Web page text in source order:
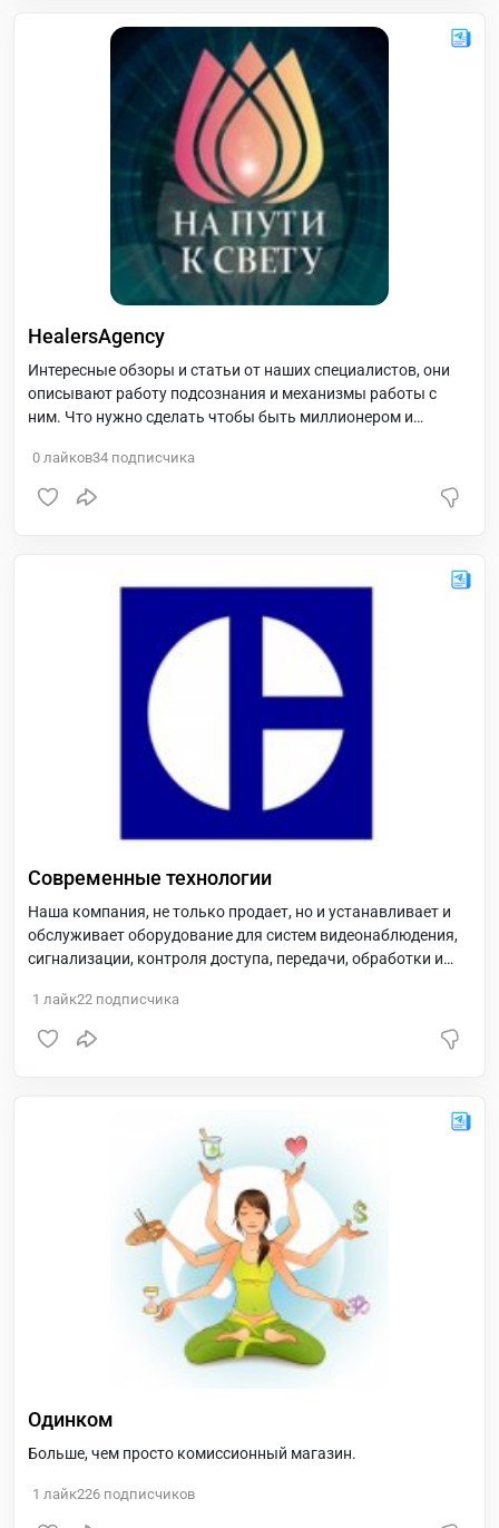
HealersAgency
Интересные обзоры и статьи от наших специалистов, они
описывают работу подсознания и механизмы работы с
ним. Что нужно сделать чтобы быть миллионером и
0 лайков34 подписчика
Современные технологии
Наша компания, не только продает, но и устанавливает и
обслуживает оборудование для систем видеонаблюдения,
сигнализации, контроля доступа, передачи, обработки и
современное и надежное.
1 лайк22 подписчика
Одинком
Больше, чем просто комиссионный магазин.
1 лайк226 подписчиков